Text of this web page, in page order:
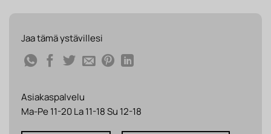
Jaa tämä ystävillesi
Asiakaspalvelu
Ma-Pe 11-20 La 11-18 Su 12-18